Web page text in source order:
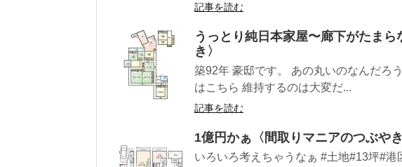
記事を読む
うっとり純日本家屋〜廊下がたま
き〉
築92年 豪邸です。 あの丸いのなんだろ
はこちら 維持するのは大変だ...
記事を読む
1億円かぁ〈間取りマニアのつぶやき
いろいろ考えちゃうなぁ #土地#13坪#